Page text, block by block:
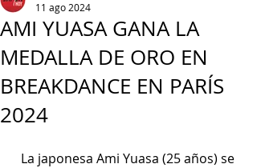
AMI YUASA GANA LA
MEDALLA DE ORO EN
BREAKDANCE EN PARÍS
2024
11 ago 2024
La japonesa Ami Yuasa (25 años) se